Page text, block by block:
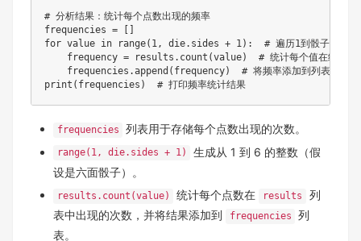
# 分析结果：统计每个点数出现的频率
frequencies = []
for value in range(1, die.sides + 1):  # 遍历1到骰子面数的
frequency = results.count(value)  # 统计每个值在结果中
    frequencies.append(frequency)  # 将频率添加到列表
print(frequencies)  # 打印频率统计结果
frequencies 列表用于存储每个点数出现的次数。
range(1, die.sides + 1)
生成从 1 到 6 的整数（假
设是六面骰子）。
results.count(value) 统计每个点数在 results
列
表中出现的次数，并将结果添加到
frequencies
列
表。